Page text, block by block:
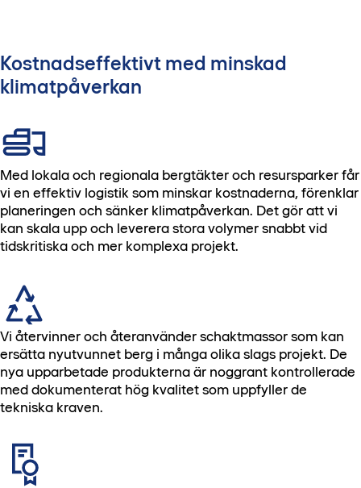
Kostnadseffektivt med minskad
klimatpåverkan
Med lokala och regionala bergtäkter och resursparker får
vi en effektiv logistik som minskar kostnaderna, förenklar
planeringen och sänker klimatpåverkan. Det gör att vi
kan skala upp och leverera stora volymer snabbt vid
tidskritiska och mer komplexa projekt.
Vi återvinner och återanvänder schaktmassor som kan
ersätta nyutvunnet berg i många olika slags projekt. De
nya upparbetade produkterna är noggrant kontrollerade
med dokumenterat hög kvalitet som uppfyller de
tekniska kraven.